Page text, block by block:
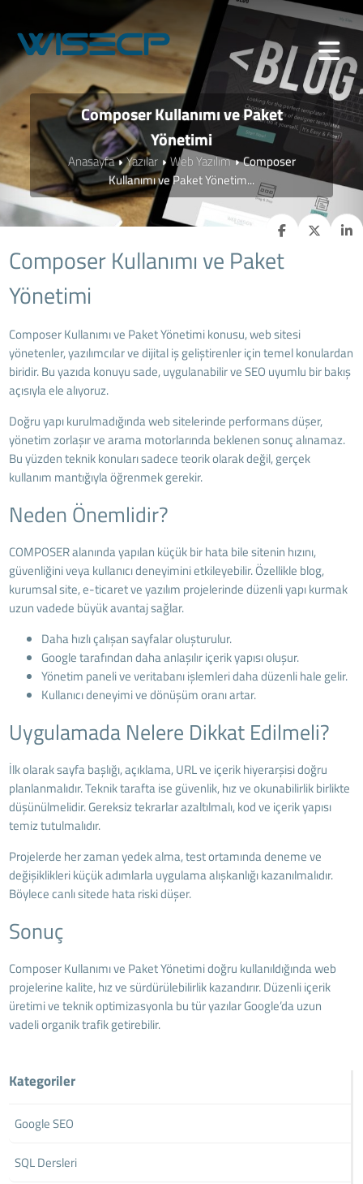
Composer Kullanımı ve Paket
Yönetimi
Anasayfa Yazılar Web Yazılım
Composer
Kullanımı ve Paket Yönetim...
Composer Kullanımı ve Paket
Yönetimi
Composer Kullanımı ve Paket Yönetimi konusu, web sitesi
yönetenler, yazılımcılar ve dijital iş geliştirenler için temel konulardan
biridir. Bu yazıda konuyu sade, uygulanabilir ve SEO uyumlu bir bakış
açısıyla ele alıyoruz.
Doğru yapı kurulmadığında web sitelerinde performans düşer,
yönetim zorlaşır ve arama motorlarında beklenen sonuç alınamaz.
Bu yüzden teknik konuları sadece teorik olarak değil, gerçek
kullanım mantığıyla öğrenmek gerekir.
Neden Önemlidir?
COMPOSER alanında yapılan küçük bir hata bile sitenin hızını,
güvenliğini veya kullanıcı deneyimini etkileyebilir. Özellikle blog,
kurumsal site, e-ticaret ve yazılım projelerinde düzenli yapı kurmak
uzun vadede büyük avantaj sağlar.
Daha hızlı çalışan sayfalar oluşturulur.
Google tarafından daha anlaşılır içerik yapısı oluşur.
Yönetim paneli ve veritabanı işlemleri daha düzenli hale gelir.
Kullanıcı deneyimi ve dönüşüm oranı artar.
Uygulamada Nelere Dikkat Edilmeli?
İlk olarak sayfa başlığı, açıklama, URL ve içerik hiyerarşisi doğru
planlanmalıdır. Teknik tarafta ise güvenlik, hız ve okunabilirlik birlikte
düşünülmelidir. Gereksiz tekrarlar azaltılmalı, kod ve içerik yapısı
temiz tutulmalıdır.
Projelerde her zaman yedek alma, test ortamında deneme ve
değişiklikleri küçük adımlarla uygulama alışkanlığı kazanılmalıdır.
Böylece canlı sitede hata riski düşer.
Sonuç
Composer Kullanımı ve Paket Yönetimi doğru kullanıldığında web
projelerine kalite, hız ve sürdürülebilirlik kazandırır. Düzenli içerik
üretimi ve teknik optimizasyonla bu tür yazılar Google’da uzun
vadeli organik trafik getirebilir.
Kategoriler
Google SEO
SQL Dersleri